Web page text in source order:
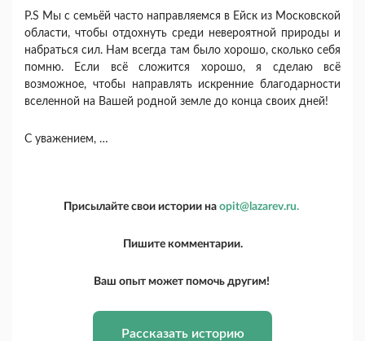
P.S Мы с семьёй часто направляемся в Ейск из Московской
области, чтобы отдохнуть среди невероятной природы и
набраться сил. Нам всегда там было хорошо, сколько себя
помню. Если всё сложится хорошо, я сделаю всё
возможное, чтобы направлять искренние благодарности
вселенной на Вашей родной земле до конца своих дней!
С уважением, …
Присылайте свои истории на opit@lazarev.ru.
Пишите комментарии.
Ваш опыт может помочь другим!
Рассказать историю